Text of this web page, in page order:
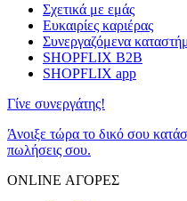
Σχετικά με εμάς
Ευκαιρίες καριέρας
Συνεργαζόμενα
SHOPFLIX B2B
SHOPFLIX app
Γίνε συνεργάτης!
Άνοιξε τώρα το δικό σου
πωλήσεις σου.
ONLINE ΑΓΟΡΕΣ